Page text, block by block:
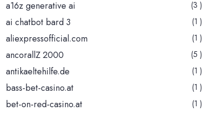
a16z generative ai (3 )
ai chatbot bard 3 (1 )
aliexpressofficial.com (1 )
ancorallZ 2000 (5 )
antikaeltehilfe.de (1 )
bass-bet-casino.at (1 )
bet-on-red-casino.at (1 )